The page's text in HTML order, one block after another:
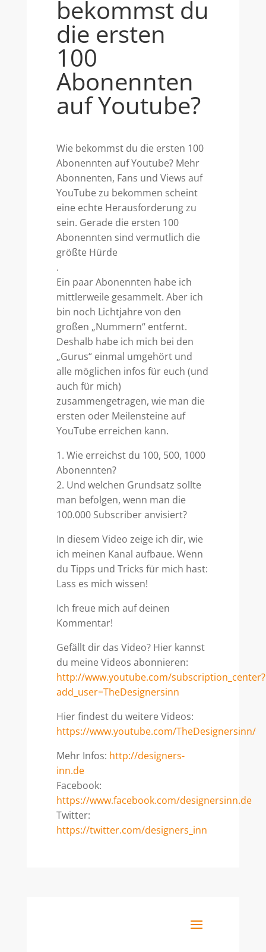
bekommst du
die ersten
100
Abonennten
auf Youtube?
Wie bekommst du die ersten 100
Abonennten auf Youtube? Mehr
Abonnenten, Fans und Views auf
YouTube zu bekommen scheint
eine echte Herausforderung zu
sein. Gerade die ersten 100
Abonennten sind vermutlich die
größte Hürde
.
Ein paar Abonennten habe ich
mittlerweile gesammelt. Aber ich
bin noch Lichtjahre von den
großen „Nummern“ entfernt.
Deshalb habe ich mich bei den
„Gurus“ einmal umgehört und
alle möglichen infos für euch (und
auch für mich)
zusammengetragen, wie man die
ersten oder Meilensteine auf
YouTube erreichen kann.
1. Wie erreichst du 100, 500, 1000
Abonennten?
2. Und welchen Grundsatz sollte
man befolgen, wenn man die
100.000 Subscriber anvisiert?
In diesem Video zeige ich dir, wie
ich meinen Kanal aufbaue. Wenn
du Tipps und Tricks für mich hast:
Lass es mich wissen!
Ich freue mich auf deinen
Kommentar!
Gefällt dir das Video? Hier kannst
du meine Videos abonnieren:
http://www.youtube.com/subscription_center?
add_user=TheDesignersinn
Hier findest du weitere Videos:
https://www.youtube.com/TheDesignersinn/
Mehr Infos: http://designers-
inn.de
Facebook:
https://www.facebook.com/designersinn.de
Twitter:
https://twitter.com/designers_inn